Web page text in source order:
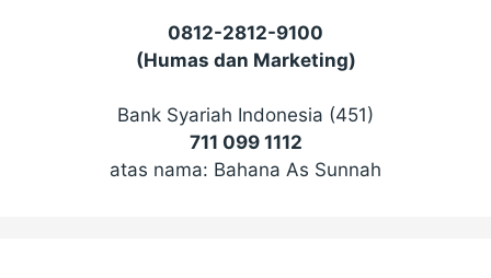
0812-2812-9100
(Humas dan Marketing)
Bank Syariah Indonesia (451)
711 099 1112
atas nama: Bahana As Sunnah